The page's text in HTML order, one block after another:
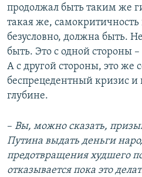
продолжал быть таким же
такая же, самокритичность
безусловно, должна быть.
быть. Это с одной стороны
А с другой стороны, это же
беспрецедентный кризис
глубине.
– Вы, можно сказать,
Путина выдать деньги
предотвращения худшего
отказывается пока это